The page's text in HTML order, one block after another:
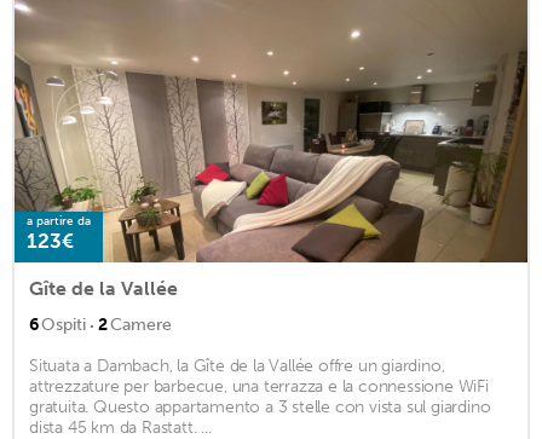
a partire da
123€
Gîte de la Vallée
6Ospiti · 2Camere
Situata a Dambach, la Gîte de la Vallée offre un giardino,
attrezzature per barbecue, una terrazza e la connessione WiFi
gratuita. Questo appartamento a 3 stelle con vista sul giardino
dista 45 km da Rastatt. ...